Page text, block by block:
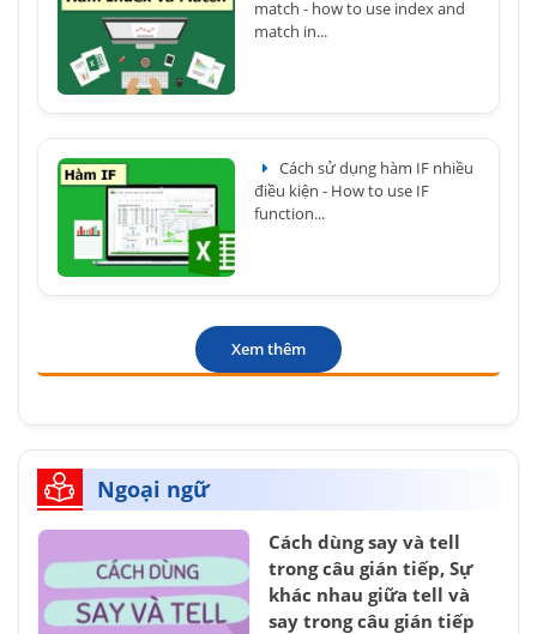
match - how to use index and
match in...
Cách sử dụng hàm IF nhiều
điều kiện - How to use IF
function...
Xem thêm
Ngoại ngữ
Cách dùng say và tell
trong câu gián tiếp, Sự
khác nhau giữa tell và
say trong câu gián tiếp